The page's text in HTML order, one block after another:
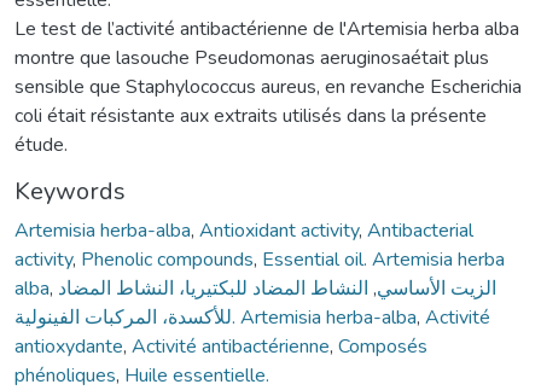
Le test de l’activité antibactérienne de l'Artemisia herba alba
montre que lasouche Pseudomonas aeruginosaétait plus
sensible que Staphylococcus aureus, en revanche Escherichia
coli était résistante aux extraits utilisés dans la présente
étude.
Keywords
Artemisia herba-alba, Antioxidant activity, Antibacterial
activity, Phenolic compounds, Essential oil. Artemisia herba
alba, الزيت الأساسي, النشاط المضاد للبكتيريا، النشاط المضاد
للأكسدة، المركبات الفينولية. Artemisia herba-alba, Activité
antioxydante, Activité antibactérienne, Composés
phénoliques, Huile essentielle.